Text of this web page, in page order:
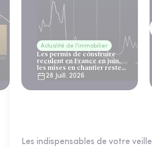
Actualité de l'immobilier
Les permis de construire
reculent en France en juin,
les mises en chantier restent
solides
28 Juill. 2026
Les indispensables de votre veille